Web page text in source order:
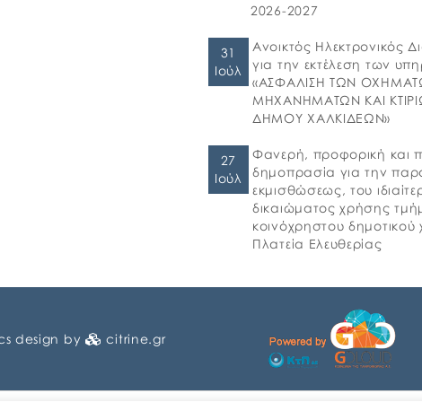
2026-2027
31
Ιούλ
Ανοικτός Ηλεκτρονικός
για την εκτέλεση των
«ΑΣΦΑΛΙΣΗ ΤΩΝ
ΜΗΧΑΝΗΜΑΤΩΝ ΚΑΙ
ΔΗΜΟΥ ΧΑΛΚΙΔΕΩΝ»
27
Ιούλ
Φανερή, προφορική και
δημοπρασία για την
εκμισθώσεως, του
δικαιώματος χρήσης
κοινόχρηστου
Πλατεία Ελευθερίας
design by citrine.gr